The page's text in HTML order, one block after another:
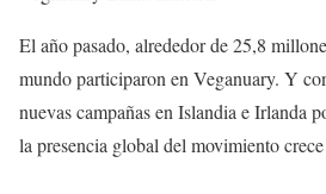
El año pasado, alrededor de 25,8
mundo participaron en Veganuary. Y
nuevas campañas en Islandia e Irlanda
la presencia global del movimiento